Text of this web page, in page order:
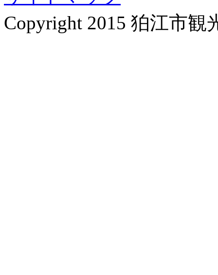
Copyright 2015 狛江市観